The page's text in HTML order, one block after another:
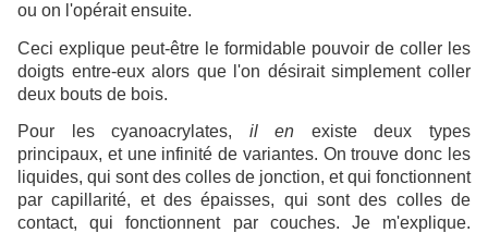
ou on l'opérait ensuite.
Ceci explique peut-être le formidable pouvoir de coller les
doigts entre-eux alors que l'on désirait simplement coller
deux bouts de bois.
Pour les cyanoacrylates, il en existe deux types
principaux, et une infinité de variantes. On trouve donc les
liquides, qui sont des colles de jonction, et qui fonctionnent
par capillarité, et des épaisses, qui sont des colles de
contact, qui fonctionnent par couches. Je m'explique.